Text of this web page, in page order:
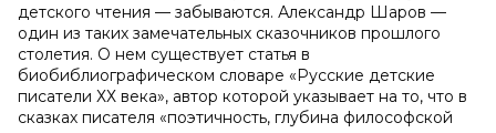
детского чтения — забываются. Александр Шаров —
один из таких замечательных сказочников прошлого
столетия. О нем существует статья в
биобиблиографическом словаре «Русские детские
писатели ХХ века», автор которой указывает на то, что в
сказках писателя «поэтичность, глубина философской